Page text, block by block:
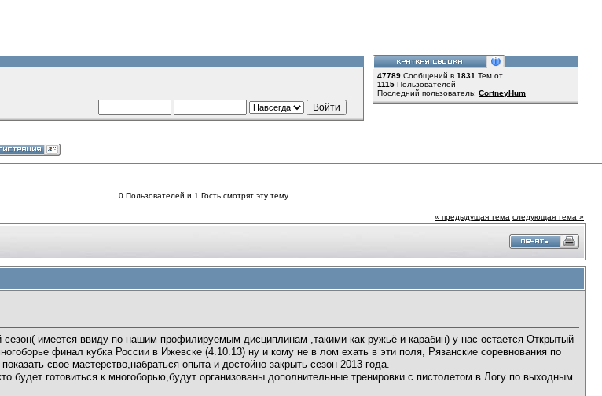
47789 Сообщений в 1831 Тем от
1115 Пользователей
Последний пользователь: CortneyHum
0 Пользователей и 1 Гость смотрят эту тему.
« предыдущая тема следующая тема »
имеется ввиду по нашим профилируемым дисциплинам ,такими как ружьё и карабин) у нас остается Открытый
финал кубка России в Ижевске (4.10.13) ну и кому не в лом ехать в эти поля, Рязанские соревнования по
свое мастерство,набраться опыта и достойно закрыть сезон 2013 года.
будет готовиться к многоборью,будут организованы дополнительные тренировки с пистолетом в Логу по выходным